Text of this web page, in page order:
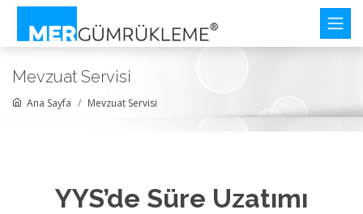
Mevzuat Servisi
Ana Sayfa Mevzuat Servisi
YYS’de Süre Uzatımı